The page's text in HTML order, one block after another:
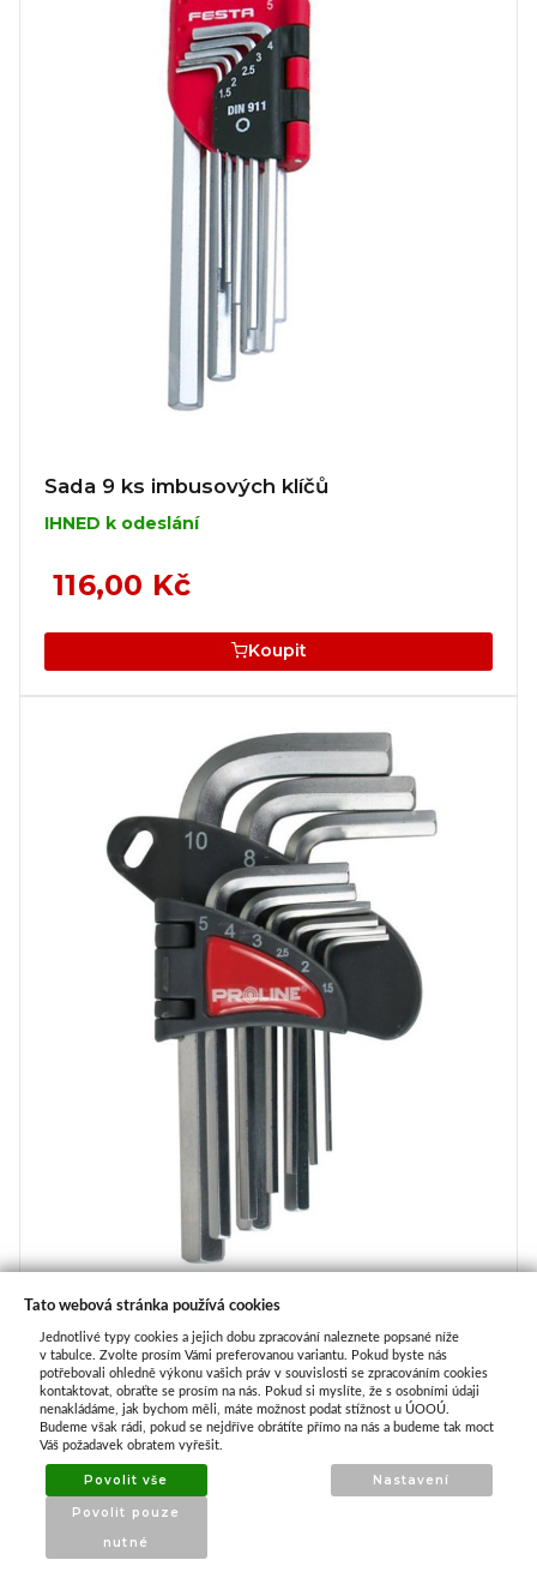
Sada 9 ks imbusových klíčů
IHNED k odeslání
116,00 Kč
Koupit
Sada 9 ks imbusových klíčů krátkých
IHNED k odeslání
98,00 Kč
Tato webová stránka používá cookies
Jednotlivé typy cookies a jejich dobu zpracování naleznete popsané níže
v tabulce. Zvolte prosím Vámi preferovanou variantu. Pokud byste nás
potřebovali ohledně výkonu vašich práv v souvislosti se zpracováním cookies
kontaktovat, obraťte se prosím na nás. Pokud si myslíte, že s osobními údaji
nenakládáme, jak bychom měli, máte možnost podat stížnost u ÚOOÚ.
Budeme však rádi, pokud se nejdříve obrátíte přímo na nás a budeme tak moct
Váš požadavek obratem vyřešit.
Povolit vše
Povolit pouze
nutné
Nastavení